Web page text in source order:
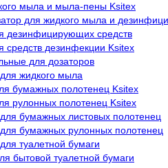
мыла и мыла-пены Ksitex
для жидкого мыла и
дезинфицирующих средств
средств дезинфекции Ksitex
для дозаторов
жидкого мыла
бумажных полотенец Ksitex
рулонных полотенец Ksitex
бумажных листовых полотенец
бумажных рулонных полотенец
туалетной бумаги
бытовой туалетной бумаги